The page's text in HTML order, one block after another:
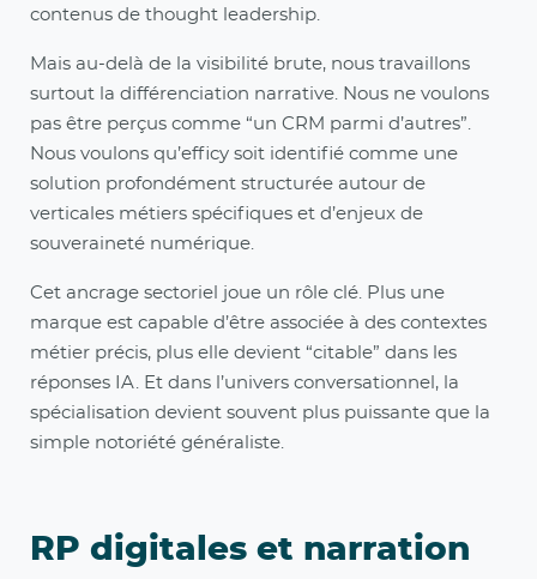
contenus de thought leadership.
Mais au-delà de la visibilité brute, nous travaillons
surtout la différenciation narrative. Nous ne voulons
pas être perçus comme “un CRM parmi d’autres”.
Nous voulons qu’efficy soit identifié comme une
solution profondément structurée autour de
verticales métiers spécifiques et d’enjeux de
souveraineté numérique.
Cet ancrage sectoriel joue un rôle clé. Plus une
marque est capable d’être associée à des contextes
métier précis, plus elle devient “citable” dans les
réponses IA. Et dans l’univers conversationnel, la
spécialisation devient souvent plus puissante que la
simple notoriété généraliste.
RP digitales et narration